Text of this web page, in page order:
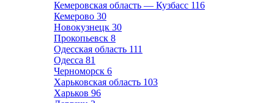
Кемеровская область — Кузбасс 116
Кемерово 30
Новокузнецк 30
Прокопьевск 8
Одесская область 111
Одесса 81
Черноморск 6
Харьковская область 103
Харьков 96